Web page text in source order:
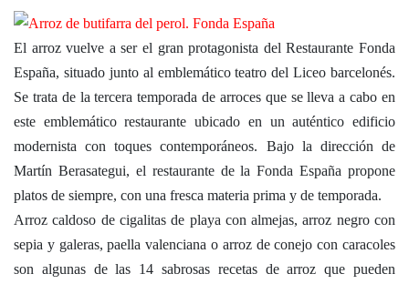
El arroz vuelve a ser el gran protagonista del Restaurante Fonda
España, situado junto al emblemático teatro del Liceo barcelonés.
Se trata de la tercera temporada de arroces que se lleva a cabo en
este emblemático restaurante ubicado en un auténtico edificio
modernista con toques contemporáneos. Bajo la dirección de
Martín Berasategui, el restaurante de la Fonda España propone
platos de siempre, con una fresca materia prima y de temporada.
Arroz caldoso de cigalitas de playa con almejas, arroz negro con
sepia y galeras, paella valenciana o arroz de conejo con caracoles
son algunas de las 14 sabrosas recetas de arroz que pueden